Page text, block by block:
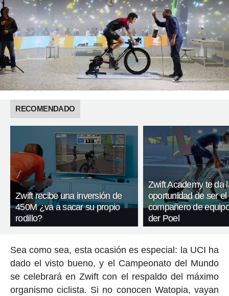
RECOMENDADO
Zwift recibe una inversión de
450M ¿va a sacar su propio
rodillo?
Zwift Academy te da
oportunidad de ser
compañero de
der Poel
Sea como sea, esta ocasión es especial: la UCI ha
dado el visto bueno, y el Campeonato del Mundo
se celebrará en Zwift con el respaldo del máximo
organismo ciclista. Si no conocen Watopia, vayan